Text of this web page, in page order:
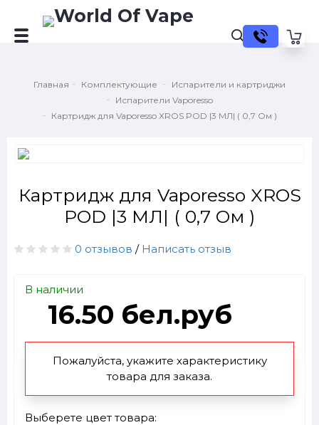
Главная Комплектующие
Испарители и картриджи
Испарители Vaporesso
Картридж для Vaporesso XROS POD |3 МЛ| ( 0,7 Ом )
Картридж для Vaporesso XROS
POD |3 МЛ| ( 0,7 Ом )
0 отзывов / Написать отзыв
В наличии
16.50 бел.руб
Пожалуйста, укажите характеристику
товара для заказа.
Выберете цвет товара: